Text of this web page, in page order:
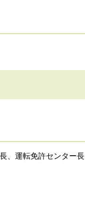
、運転免許センター長